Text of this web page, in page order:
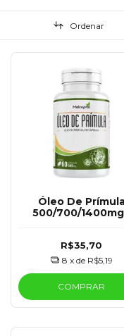
Ordenar
Óleo De
500/700/
R$35,70
8 x de R$5,19
COMPRAR